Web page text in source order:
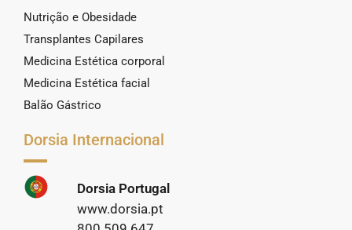
Nutrição e Obesidade
Transplantes Capilares
Medicina Estética corporal
Medicina Estética facial
Balão Gástrico
Dorsia Internacional
Dorsia Portugal
www.dorsia.pt